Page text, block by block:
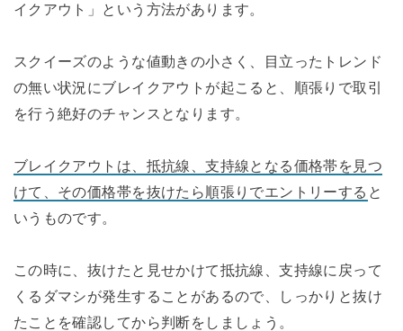
イクアウト」という方法があります。
スクイーズのような値動きの小さく、目立ったトレンド
の無い状況にブレイクアウトが起こると、順張りで取引
を行う絶好のチャンスとなります。
ブレイクアウトは、抵抗線、支持線となる価格帯を見つ
けて、その価格帯を抜けたら順張りでエントリーする と
いうものです。
この時に、抜けたと見せかけて抵抗線、支持線に戻って
くるダマシが発生することがあるので、しっかりと抜け
たことを確認してから判断をしましょう。